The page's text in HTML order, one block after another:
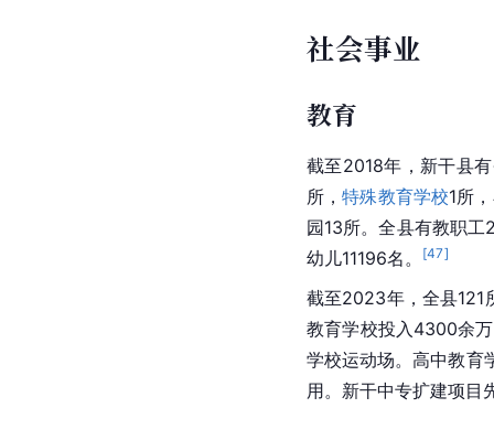
社会事业
教育
截至2018年，新干县
所，特殊教育学校1所
园13所。全县有教职
幼儿11196名。
[47]
截至2023年，全县121
教育学校投入4300余
学校运动场。高中教育
用。新干中专扩建项目